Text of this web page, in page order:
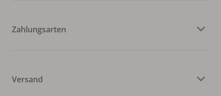
Zahlungsarten
Versand